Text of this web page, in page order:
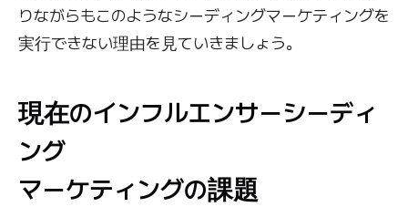
りながらもこのようなシーディングマーケティングを
実行できない理由を見ていきましょう。
現在のインフルエンサーシーディ
ング
マーケティングの課題